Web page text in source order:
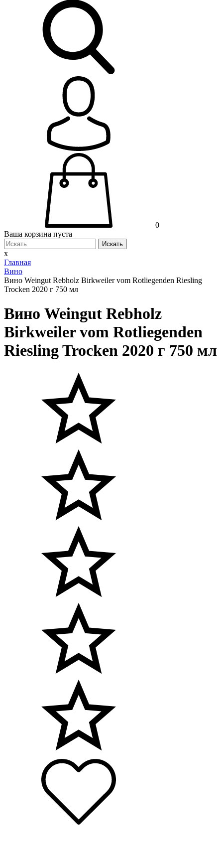
0
Ваша корзина пуста
Искать
x
Главная
Вино
Вино Weingut Rebholz Birkweiler vom Rotliegenden Riesling
Trocken 2020 г 750 мл
Вино Weingut Rebholz
Birkweiler vom Rotliegenden
Riesling Trocken 2020 г 750 мл